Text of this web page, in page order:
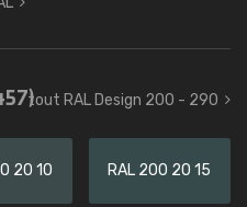
tout RAL Design 200 - 290
20 10 RAL 200 20 15